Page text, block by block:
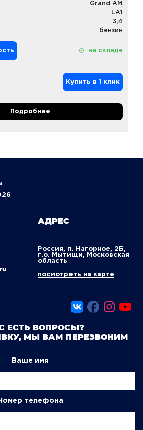
Grand AM
LA1
3,4
бензин
на складе
Купить в 1 клик
Подробнее
АДРЕС
Россия, п. Нагорное, 2Б,
г.о. Мытищи, Московская
область
посмотреть на карте
ЕСТЬ ВОПРОСЫ?
МЫ ВАМ ПЕРЕЗВОНИМ
Ваше имя
телефона